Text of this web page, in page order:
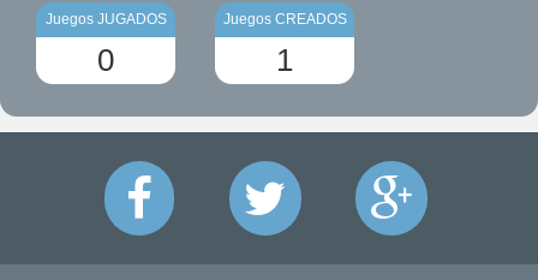
Juegos JUGADOS
0
Juegos CREADOS
1